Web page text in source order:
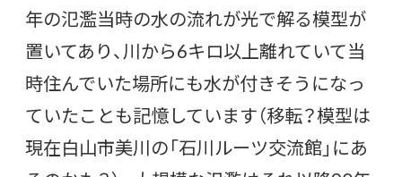
年の氾濫当時の水の流れが光で解る模型が
置いてあり、川から6キロ以上離れていて当
時住んでいた場所にも水が付きそうになっ
ていたことも記憶しています（移転？模型は
現在白山市美川の「石川ルーツ交流館」にあ